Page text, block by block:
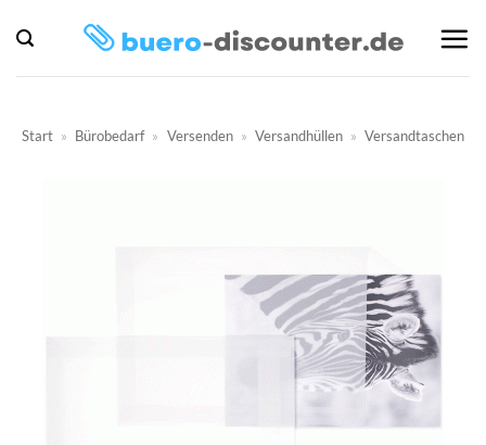
Inhalt
springen
Start » Bürobedarf » Versenden » Versandhüllen » Versandtaschen